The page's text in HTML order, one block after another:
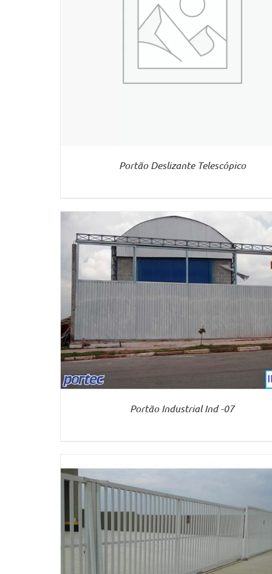
Portão Deslizante Telescópico
Portão Industrial Ind -07
VER MAIS